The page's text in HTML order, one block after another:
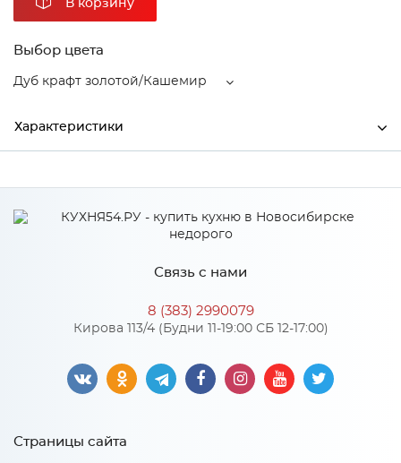
В корзину
Выбор цвета
Дуб крафт золотой/Кашемир
Характеристики
Высота 2200
Дуб крафт золотой/
Материал ЛДСП
Связь с нами
8 (383) 2990079
Кирова 113/4 (Будни 11-19:00 СБ 12-17:00)
Страницы сайта